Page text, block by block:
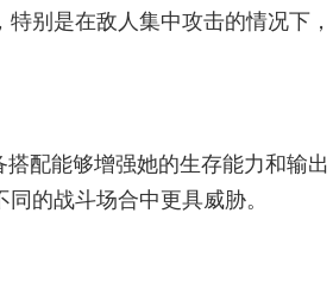
别是在敌人集中攻击的情况下，
配能够增强她的生存能力和输出
的战斗场合中更具威胁。